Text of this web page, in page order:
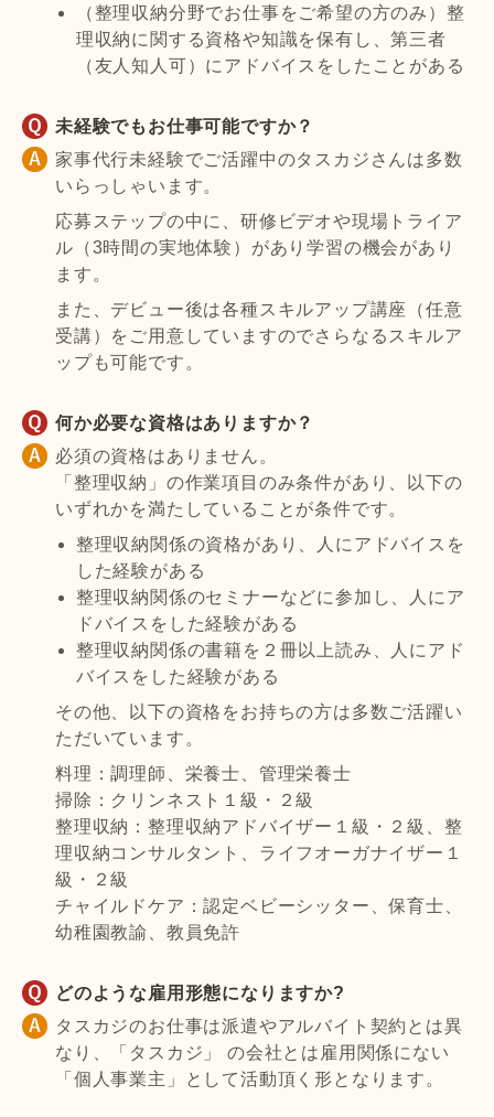
（整理収納分野でお仕事をご希望の方のみ）整
理収納に関する資格や知識を保有し、第三者
（友人知人可）にアドバイスをしたことがある
未経験でもお仕事可能ですか？
家事代行未経験でご活躍中のタスカジさんは多数
いらっしゃいます。
応募ステップの中に、研修ビデオや現場トライア
ル（3時間の実地体験）があり学習の機会があり
ます。
また、デビュー後は各種スキルアップ講座（任意
受講）をご用意していますのでさらなるスキルア
ップも可能です。
何か必要な資格はありますか？
必須の資格はありません。
「整理収納」の作業項目のみ条件があり、以下の
いずれかを満たしていることが条件です。
整理収納関係の資格があり、人にアドバイスを
した経験がある
整理収納関係のセミナーなどに参加し、人にア
ドバイスをした経験がある
整理収納関係の書籍を２冊以上読み、人にアド
バイスをした経験がある
その他、以下の資格をお持ちの方は多数ご活躍い
ただいています。
料理：調理師、栄養士、管理栄養士
掃除：クリンネスト１級・２級
整理収納：整理収納アドバイザー１級・２級、整
理収納コンサルタント、ライフオーガナイザー１
級・２級
チャイルドケア：認定ベビーシッター、保育士、
幼稚園教諭、教員免許
どのような雇用形態になりますか?
タスカジのお仕事は派遣やアルバイト契約とは異
なり、「タスカジ」 の会社とは雇用関係にない
「個人事業主」として活動頂く形となります。